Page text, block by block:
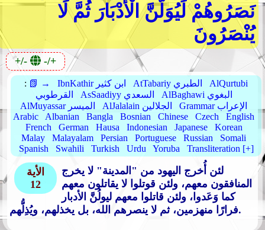
نَصَرُوهُمْ لَيُوَلُّنَّ الْأَدْبَارَ ثُمَّ لَا
يُنْصَرُونَ
+/- -/+
: 📗 → IbnKathir ابن كثير AtTabariy الطبري
AlQurtubi
القرطوبي
AsSaadiyy السعدي
AlBaghawi البغوي
AlMuyassar الميسر
AlJalalain الجلالين
Grammar الإعراب
Arabic
Albanian Bangla Bosnian Chinese Czech
English
French
German Hausa Indonesian Japanese
Korean
Malay
Malayalam Persian Portuguese Russian
Somali
Spanish
Swahili Turkish Urdu Yoruba Transliteration [+]
الأية
12
لئن أُخرج اليهود من "المدينة" لا يخرج
المنافقون معهم، ولئن قوتلوا لا يقاتلون معهم
كما وَعَدوا، ولئن قاتلوا معهم ليولُنَّ الأدبار
فرارًا منهزمين، ثم لا ينصرهم الله، بل يخذلهم، ويُذِلُّهم.